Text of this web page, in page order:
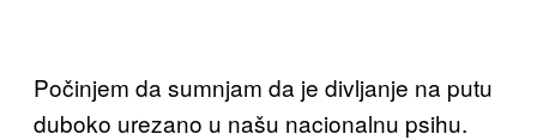
Počinjem da sumnjam da je divljanje na putu
duboko urezano u našu nacionalnu psihu.